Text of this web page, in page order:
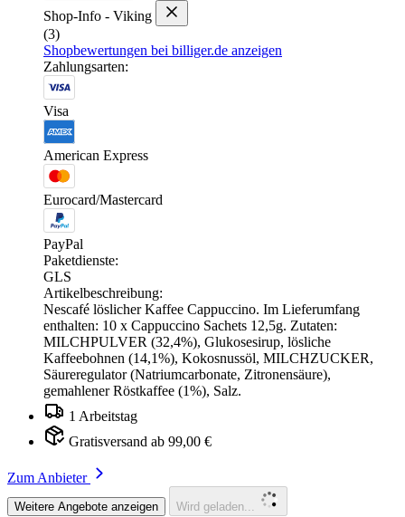
Shop-Info - Viking
(3)
Shopbewertungen bei billiger.de anzeigen
Zahlungsarten:
Visa
American Express
Eurocard/Mastercard
PayPal
Paketdienste:
GLS
Artikelbeschreibung:
Nescafé löslicher Kaffee Cappuccino. Im Lieferumfang
enthalten: 10 x Cappuccino Sachets 12,5g. Zutaten:
MILCHPULVER (32,4%), Glukosesirup, lösliche
Kaffeebohnen (14,1%), Kokosnussöl, MILCHZUCKER,
Säureregulator (Natriumcarbonate, Zitronensäure),
gemahlener Röstkaffee (1%), Salz.
1 Arbeitstag
Gratisversand ab 99,00 €
Zum Anbieter
Weitere Angebote anzeigen Wird geladen...